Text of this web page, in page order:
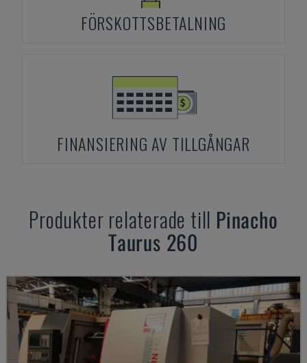
FÖRSKOTTSBETALNING
FINANSIERING AV TILLGÅNGAR
Produkter relaterade till Pinacho
Taurus 260